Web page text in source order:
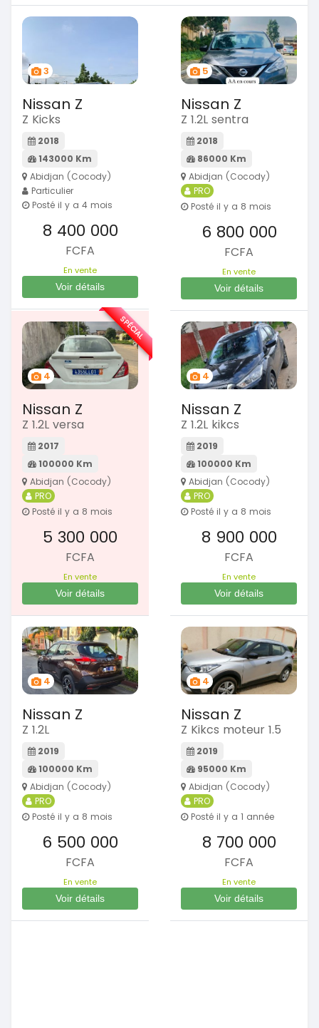
3
Nissan Z
Z Kicks
2018
143000 Km
Abidjan (Cocody)
Particulier
Posté il y a 4 mois
8 400 000
FCFA
En vente
Voir détails
5
Nissan Z
Z 1.2L sentra
2018
86000 Km
Abidjan (Cocody)
PRO
Posté il y a 8 mois
6 800 000
FCFA
En vente
Voir détails
4
Nissan Z
Z 1.2L versa
2017
100000 Km
Abidjan (Cocody)
PRO
Posté il y a 8 mois
5 300 000
FCFA
En vente
Voir détails
SPÉCIAL
4
Nissan Z
Z 1.2L kikcs
2019
100000 Km
Abidjan (Cocody)
PRO
Posté il y a 8 mois
8 900 000
FCFA
En vente
Voir détails
4
Nissan Z
Z 1.2L
2019
100000 Km
Abidjan (Cocody)
PRO
Posté il y a 8 mois
6 500 000
FCFA
En vente
Voir détails
4
Nissan Z
Z Kikcs moteur 1.5
2019
95000 Km
Abidjan (Cocody)
PRO
Posté il y a 1 année
8 700 000
FCFA
En vente
Voir détails